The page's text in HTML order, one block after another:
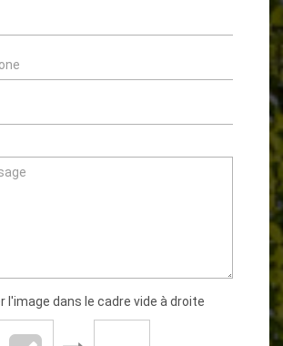
l'image dans le cadre vide à droite